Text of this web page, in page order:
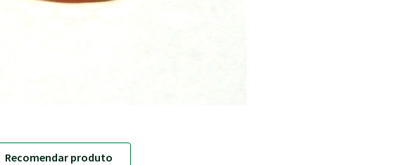
Recomendar produto